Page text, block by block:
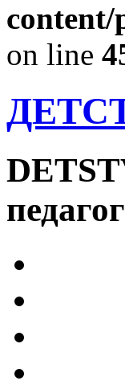
content/
on line